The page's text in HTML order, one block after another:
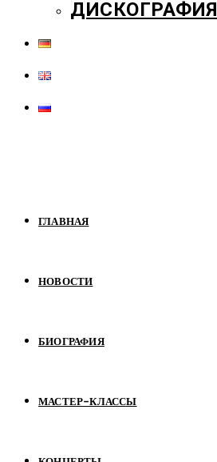
ДИСКОГРАФИЯ
ГЛАВНАЯ
НОВОСТИ
БИОГРАФИЯ
МАСТЕР-КЛАССЫ